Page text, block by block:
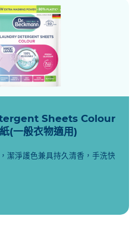
Sheets Colour
(一般衣物適用)
潔淨護色兼具持久清香，手洗快